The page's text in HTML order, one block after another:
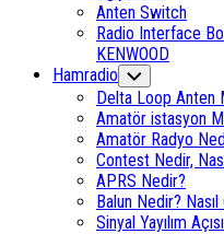
Anten Switch
Radio Interface
KENWOOD
Hamradio Toggle
Child
Menu
Delta Loop Anten
Amatör istasyon
Amatör Radyo
Contest Nedir,
APRS Nedir?
Balun Nedir? Nasıl
Sinyal Yayılım Açısı